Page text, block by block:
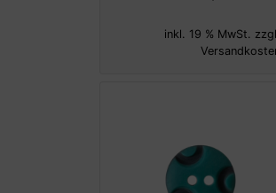
inkl. 19 % MwSt.